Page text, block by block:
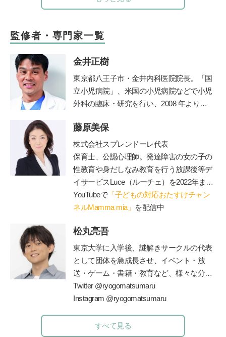
監修者・専門家一覧
金井正樹
東京都八王子市・金井内科医院院長。「国
立小児病院」、米国の小児病院などで小児
外科の臨床・研究を行い、2008 年より現
外科。保育園の園医、小・中学校の校医も
務める。
藤原美保
株式会社スプレンドーレ代表
保育士、公認心理師。発達障害の女の子の
性教育や身だしなみ教育を行う放課後等デ
イサービスLuce（ルーチェ）を2022年まで
運営。現在は障害のあるお子さんと保護者
が一緒に通うことができる脱毛サロン
育てや療育相談、事業所での性教育のやり
方、職員研修やコンサル、講演等を行う。
著書に『発達障害の女の子のお母さんが、
早めに知っておきたい「47 のルール」』、
『発達障害の男の子のお母さんが早めに知
っておいて良かったこと70』
立」のために親としてできること』（
YouTubeで「子どもの対応おたすけチャン
ネルMamma mia」 を配信中
松丸亮吾
東京大学に入学後、謎解きサークルの代表
として団体を急成長させ、イベント・放
送・ゲーム・書籍・教育など、様々な分野
で一大ブームを巻き起こしている
の仕掛け人。現在は東大発の謎解きクリエ
とともに様々なメディアに謎解きを仕掛け
Twitter @ryogomatsumaru
Instagram @ryogomatsumaru
すべて見る